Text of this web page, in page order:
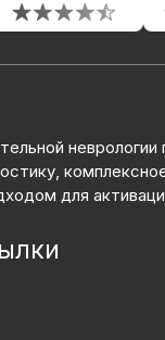
неврологии
для